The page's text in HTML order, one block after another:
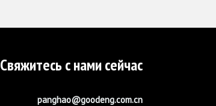
Свяжитесь с нами сейчас
panghao@goodeng.com.cn